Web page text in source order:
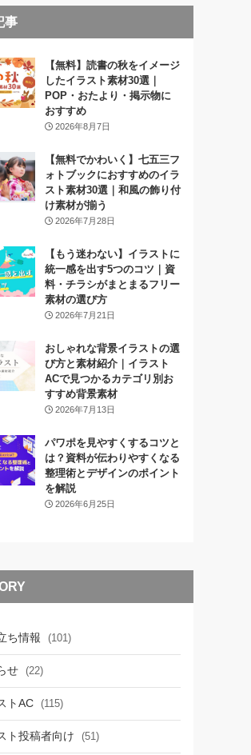
事
【無料】読書の秋をイメージ
したイラスト素材30選｜
POP・おたより・掲示物に
おすすめ
2026年8月7日
【無料でかわいく】七五三フ
ォトブックにおすすめのイラ
スト素材30選｜和風の飾り付
け素材が揃う
2026年7月28日
【もう迷わない】イラストに
統一感を出す5つのコツ｜資
料・チラシがまとまるフリー
素材の選び方
2026年7月21日
おしゃれな背景イラストの選
び方と素材紹介｜イラスト
ACで見つかるカテゴリ別お
すすめ背景素材
2026年7月13日
パワポを見やすくするコツと
は？資料が伝わりやすくなる
整理術とデザインのポイント
を解説
2026年6月25日
ち情報 (101)
せ (22)
トAC (115)
ト投稿者向け (51)